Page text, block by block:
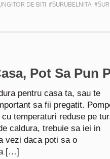
DE BITI #SURUBELNITA
Pot Sa Pun
pentru casa ta, sau te
sa fii pregatit.
temperaturi reduse pe
caldura, trebuie sa iei in
vezi daca poti sa o
[…]